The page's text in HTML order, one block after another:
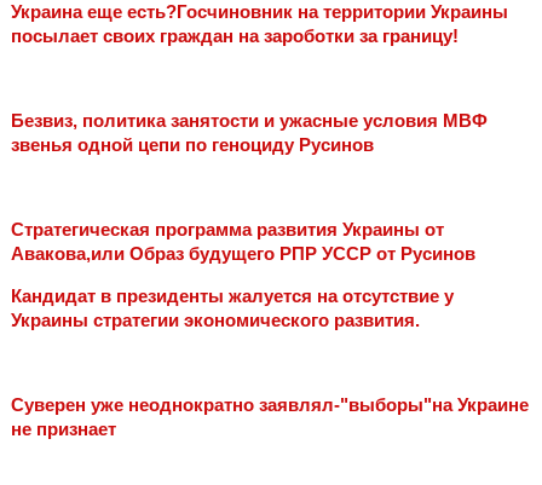
Украина еще есть?Госчиновник на территории Украины
посылает своих граждан на зароботки за границу!
Безвиз, политика занятости и ужасные условия МВФ
звенья одной цепи по геноциду Русинов
Cтратегическая программа развития Украины от
Авакова,или Образ будущего РПР УССР от Русинов
Кандидат в президенты жалуется на отсутствие у
Украины стратегии экономического развития.
Cуверен уже неоднократно заявлял-"выборы"на Украине
не признает